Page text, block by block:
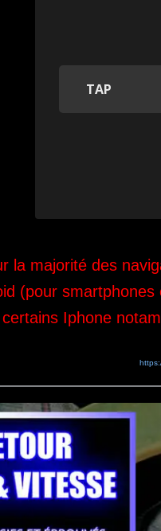
la majorité des
(pour
Iphone